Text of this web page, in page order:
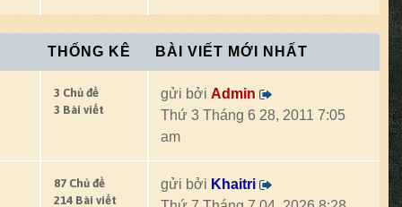
THỐNG KÊ BÀI VIẾT MỚI NHẤT
3 Chủ đề
3 Bài viết
gửi bởi Admin
Thứ 3 Tháng 6 28, 2011 7:05
am
87 Chủ đề
214 Bài viết
gửi bởi Khaitri